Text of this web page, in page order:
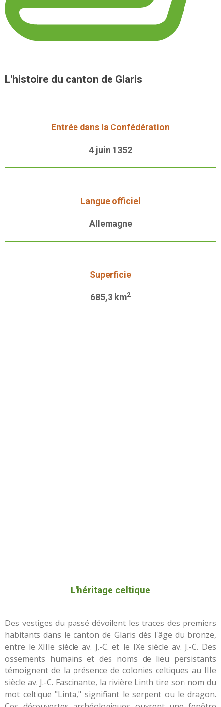
L'histoire du canton de Glaris
Entrée dans la Confédération
4 juin 1352
Langue officiel
Allemagne
Superficie
685,3 km2
L'héritage celtique
Des vestiges du passé dévoilent les traces des premiers
habitants dans le canton de Glaris dès l'âge du bronze,
entre le XIIIe siècle av. J.-C. et le IXe siècle av. J.-C. Des
ossements humains et des noms de lieu persistants
témoignent de la présence de colonies celtiques au IIIe
siècle av. J.-C. Fascinante, la rivière Linth tire son nom du
mot celtique "Linta," signifiant le serpent ou le dragon.